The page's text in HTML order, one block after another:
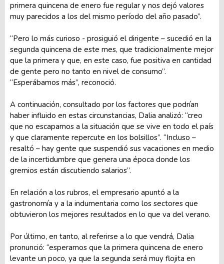
primera quincena de enero fue regular y nos dejó valores
muy parecidos a los del mismo período del año pasado”.
“Pero lo más curioso - prosiguió el dirigente – sucedió en la
segunda quincena de este mes, que tradicionalmente mejor
que la primera y que, en este caso, fue positiva en cantidad
de gente pero no tanto en nivel de consumo”.
“Esperábamos más”, reconoció.
A continuación, consultado por los factores que podrían
haber influido en estas circunstancias, Dalia analizó: “creo
que no escapamos a la situación que se vive en todo el país
y que claramente repercute en los bolsillos”. “Incluso –
resaltó – hay gente que suspendió sus vacaciones en medio
de la incertidumbre que genera una época donde los
gremios están discutiendo salarios”.
En relación a los rubros, el empresario apuntó a la
gastronomía y a la indumentaria como los sectores que
obtuvieron los mejores resultados en lo que va del verano.
Por último, en tanto, al referirse a lo que vendrá, Dalia
pronunció: “esperamos que la primera quincena de enero
levante un poco, ya que la segunda será muy flojita en